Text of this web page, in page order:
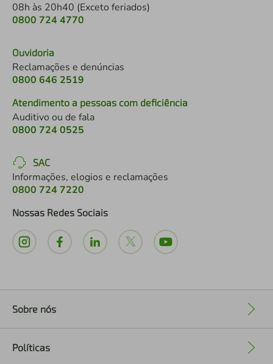
08h às 20h40 (Exceto feriados)
0800 724 4770
Ouvidoria
Reclamações e denúncias
0800 646 2519
Atendimento a pessoas com deficiência
Auditivo ou de fala
0800 724 0525
SAC
Informações, elogios e reclamações
0800 724 7220
Nossas Redes Sociais
Sobre nós
Políticas